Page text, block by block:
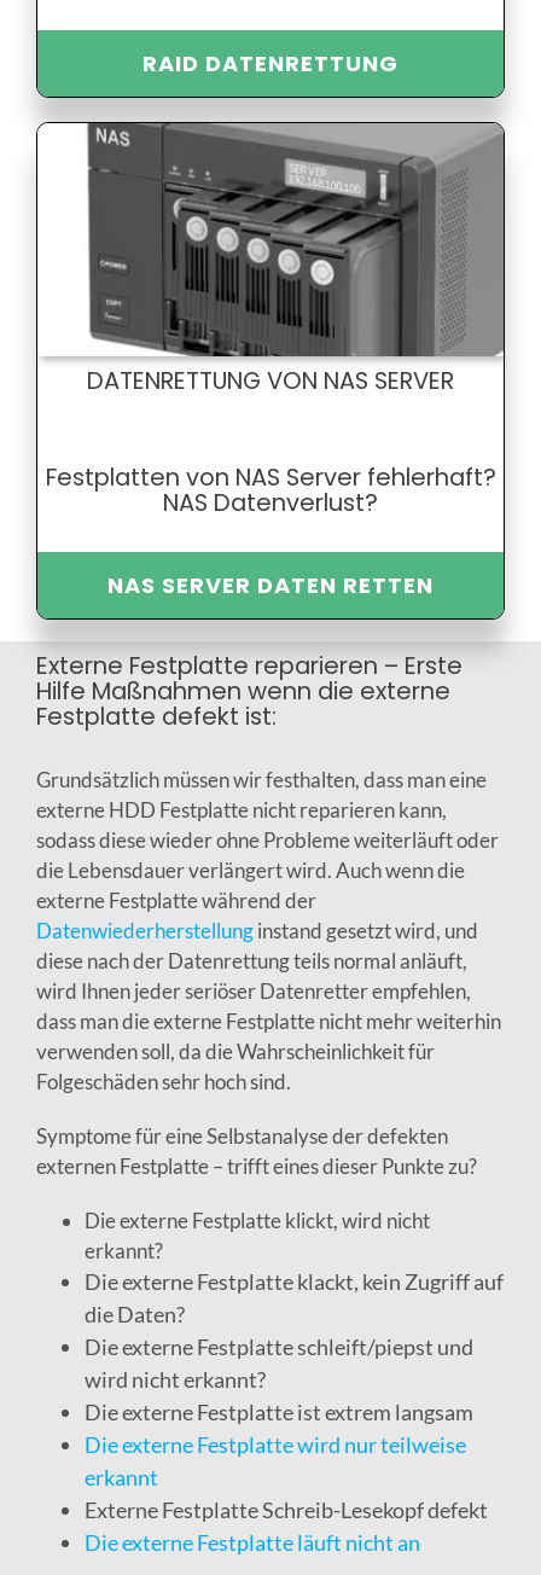
RAID DATENRETTUNG
DATENRETTUNG VON NAS SERVER
Festplatten von NAS Server fehlerhaft?
NAS Datenverlust?
NAS SERVER DATEN RETTEN
Externe Festplatte reparieren – Erste
Hilfe Maßnahmen wenn die externe
Festplatte defekt ist:
Grundsätzlich müssen wir festhalten, dass man eine
externe HDD Festplatte nicht reparieren kann,
sodass diese wieder ohne Probleme weiterläuft oder
die Lebensdauer verlängert wird. Auch wenn die
externe Festplatte während der
Datenwiederherstellunginstand gesetzt wird, und
diese nach der Datenrettung teils normal anläuft,
wird Ihnen jeder seriöser Datenretter empfehlen,
dass man die externe Festplatte nicht mehr weiterhin
verwenden soll, da die Wahrscheinlichkeit für
Folgeschäden sehr hoch sind.
Symptome für eine Selbstanalyse der defekten
externen Festplatte – trifft eines dieser Punkte zu?
Die externe Festplatte klickt, wird nicht
erkannt?
Die externe Festplatte klackt, kein Zugriff auf
die Daten?
Die externe Festplatte schleift/piepst und
wird nicht erkannt?
Die externe Festplatte ist extrem langsam
Die externe Festplatte wird nur teilweise
erkannt
Externe Festplatte Schreib-Lesekopf defekt
Die externe Festplatte läuft nicht an